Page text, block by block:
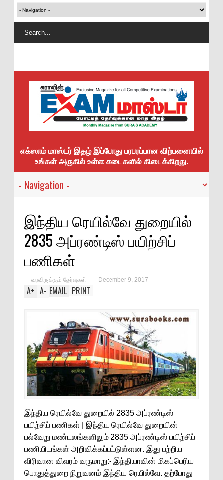
எக்ஸாம் மாஸ்டர் இதழ் இப்போது பரபரப்பான விற்பனையில்
உங்கள் அருகில் உள்ள கடைகளில் கிடைக்கிறது.
இந்திய ரெயில்வே துறையில்
2835 அப்ரண்டிஸ் பயிற்சிப்
பணிகள்
வரவிருக்கும் தேர்வுகள் December 9, 2017
A+ A- EMAIL PRINT
இந்திய ரெயில்வே துறையில் 2835 அப்ரண்டிஸ்
பயிற்சிப் பணிகள் | இந்திய ரெயில்வே துறையின்
பல்வேறு மண்டலங்களிலும் 2835 அப்ரண்டிஸ் பயிற்சிப்
பணியிடங்கள் அறிவிக்கப்பட்டுள்ளன. இது பற்றிய
விரிவான விவரம் வருமாறு:- இந்தியாவின் மிகப்பெரிய
பொதுத்துறை நிறுவனம் இந்திய ரெயில்வே. தற்போது